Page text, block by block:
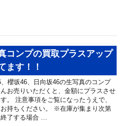
コンプの買取プラスアップ
ます！！
、櫻坂46、日向坂46の生写真のコンプ
お売りいただくと、金額にプラスさせ
。 注意事項をご覧になったうえで、
お持ちください。 ※在庫が集まり次第
了する場合 …